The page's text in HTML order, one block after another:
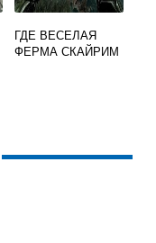
ГДЕ ВЕСЕЛАЯ
ФЕРМА СКАЙРИМ